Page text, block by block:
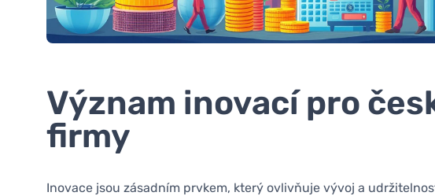
Význam inovací pro
firmy
Inovace jsou zásadním prvkem, který ovlivňuje vývoj a